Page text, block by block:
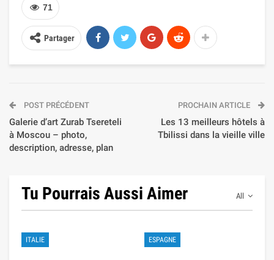
71
Partager
POST PRÉCÉDENT
Galerie d’art Zurab Tsereteli
à Moscou – photo,
description, adresse, plan
PROCHAIN ARTICLE
Les 13 meilleurs hôtels à
Tbilissi dans la vieille ville
All
Tu Pourrais Aussi Aimer
ITALIE ESPAGNE